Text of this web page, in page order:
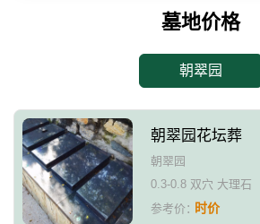
墓地价格
朝翠园
朝翠园花坛葬
朝翠园
0.3-0.8 双穴 大理石
参考价：时价